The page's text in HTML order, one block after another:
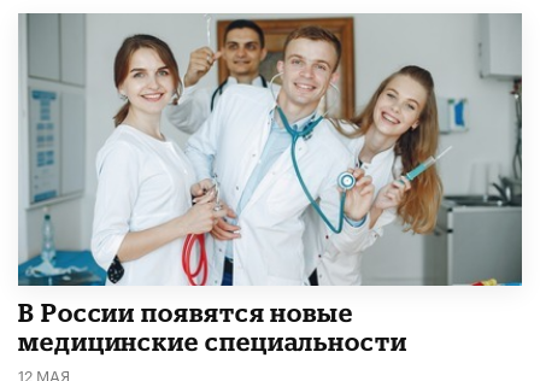
В России появятся новые
медицинские специальности
12 МАЯ